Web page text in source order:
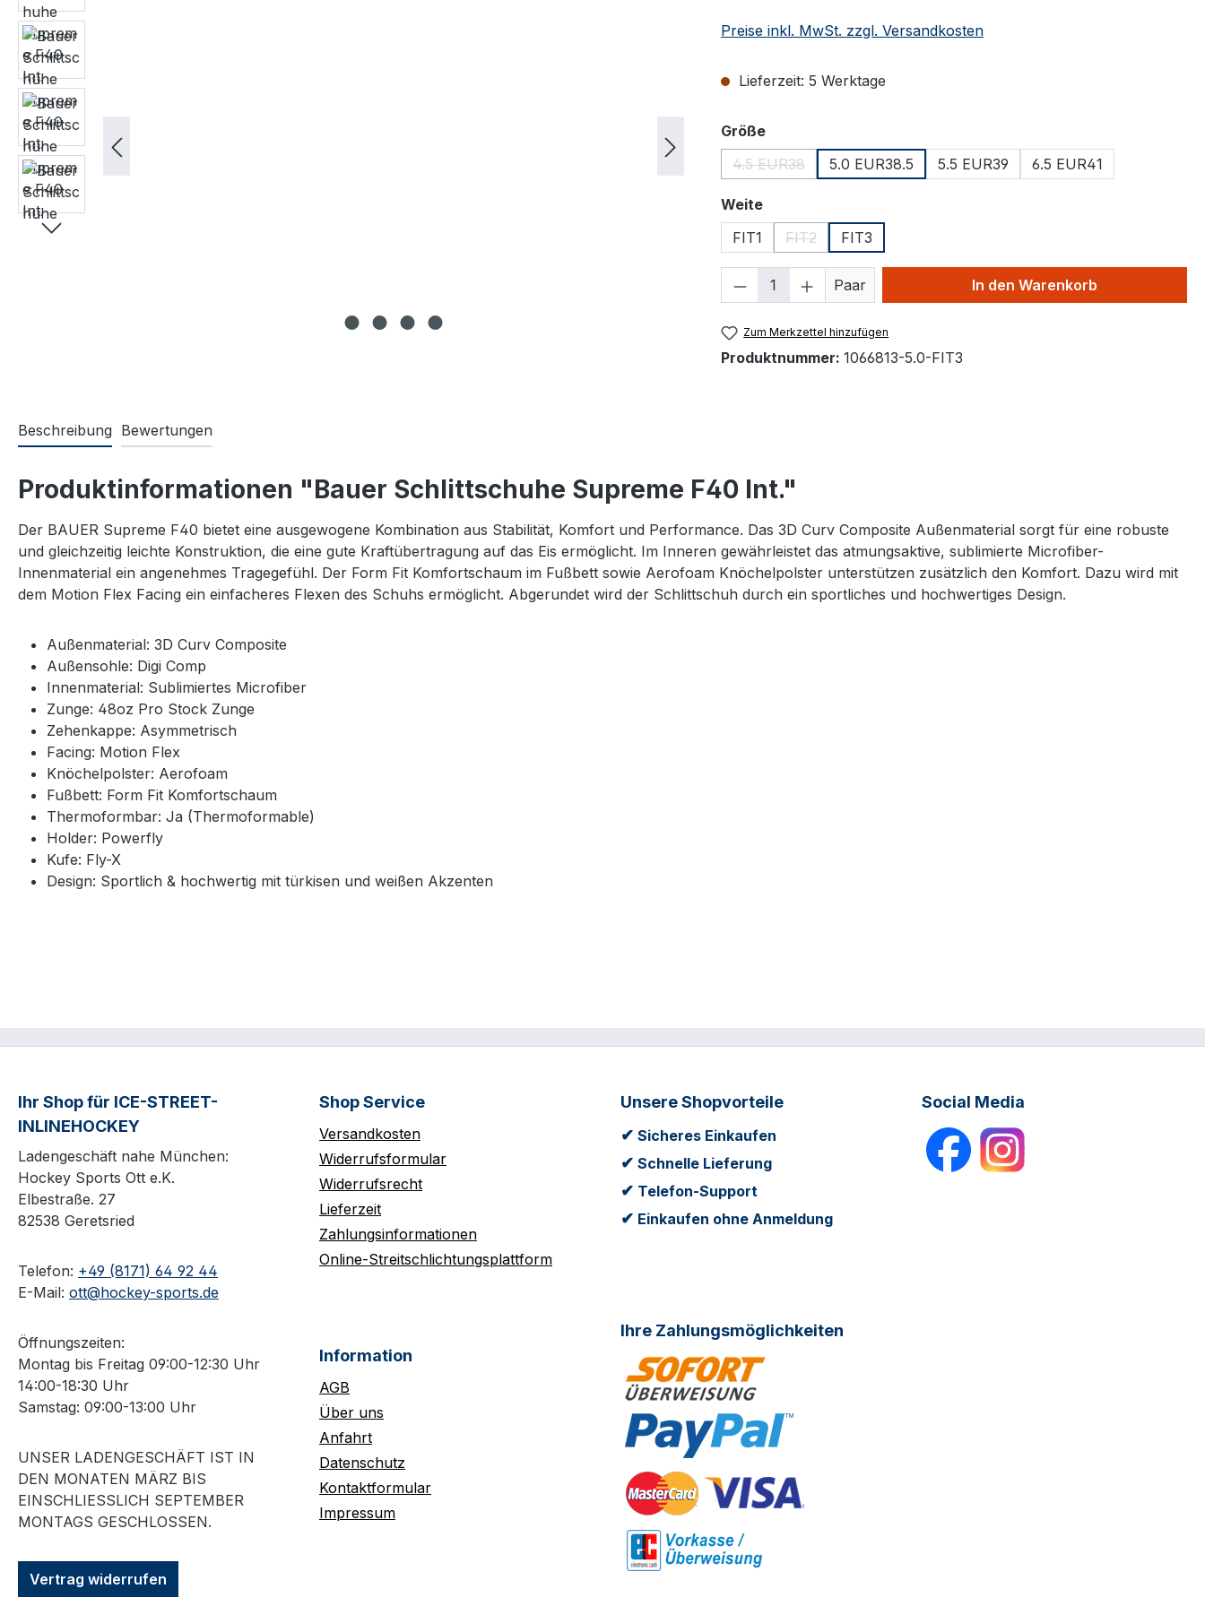
Preise inkl. MwSt. zzgl. Versandkosten
Lieferzeit: 5 Werktage
Größeauswählen
4.5 EUR38
(Diese Option ist zurzeit nicht verfügbar.)
5.0 EUR38.5 5.5 EUR39 6.5 EUR41
Weiteauswählen
FIT1
FIT2
(Diese Option ist zurzeit nicht verfügbar.)
FIT3
Produkt Anzahl: Gib den gewünschten Wert
Paar In den Warenkorb
Zum Merkzettel hinzufügen
Produktnummer: 1066813-5.0-FIT3
Beschreibung Bewertungen
Produktinformationen "Bauer Schlittschuhe Supreme F40 Int."
Der BAUER Supreme F40 bietet eine ausgewogene Kombination aus Stabilität, Komfort und Performance. Das 3D Curv Composite Außenmaterial sorgt für eine robuste
und gleichzeitig leichte Konstruktion, die eine gute Kraftübertragung auf das Eis ermöglicht. Im Inneren gewährleistet das atmungsaktive, sublimierte Microfiber-
Innenmaterial ein angenehmes Tragegefühl. Der Form Fit Komfortschaum im Fußbett sowie Aerofoam Knöchelpolster unterstützen zusätzlich den Komfort. Dazu wird mit
dem Motion Flex Facing ein einfacheres Flexen des Schuhs ermöglicht. Abgerundet wird der Schlittschuh durch ein sportliches und hochwertiges Design.
Außenmaterial: 3D Curv Composite
Außensohle: Digi Comp
Innenmaterial: Sublimiertes Microfiber
Zunge: 48oz Pro Stock Zunge
Zehenkappe: Asymmetrisch
Facing: Motion Flex
Knöchelpolster: Aerofoam
Fußbett: Form Fit Komfortschaum
Thermoformbar: Ja (Thermoformable)
Holder: Powerfly
Kufe: Fly-X
Design: Sportlich & hochwertig mit türkisen und weißen Akzenten
Ihr Shop für ICE-STREET-
INLINEHOCKEY
Ladengeschäft nahe München:
Hockey Sports Ott e.K.
Elbestraße. 27
82538 Geretsried
Telefon: +49 (8171) 64 92 44
E-Mail: ott@hockey-sports.de
Öffnungszeiten:
Montag bis Freitag 09:00-12:30 Uhr
14:00-18:30 Uhr
Samstag: 09:00-13:00 Uhr
UNSER LADENGESCHÄFT IST IN
DEN MONATEN MÄRZ BIS
EINSCHLIESSLICH SEPTEMBER M
ONTAGS GESCHLOSSEN.
Vertrag widerrufen
Shop Service
Versandkosten
Widerrufsformular
Widerrufsrecht
Lieferzeit
Zahlungsinformationen
Online-Streitschlichtungsplattform
Information
AGB
Über uns
Anfahrt
Datenschutz
Kontaktformular
Impressum
Unsere Shopvorteile
✔ Sicheres Einkaufen
✔ Schnelle Lieferung
✔ Telefon-Support
✔ Einkaufen ohne Anmeldung
Ihre Zahlungsmöglichkeiten
Social Media